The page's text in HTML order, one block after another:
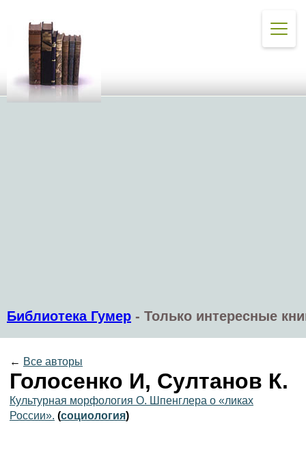
Библиотека Гумер - Только интересные
← Все авторы
Голосенко И, Султанов К.
Культурная морфология О. Шпенглера о «ликах
России». (социология)